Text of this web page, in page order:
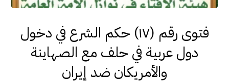
فتوى رقم (١٧) حكم الشرع في دخول
دول عربية في حلف مع الصهاينة
والأمريكان ضد إيران